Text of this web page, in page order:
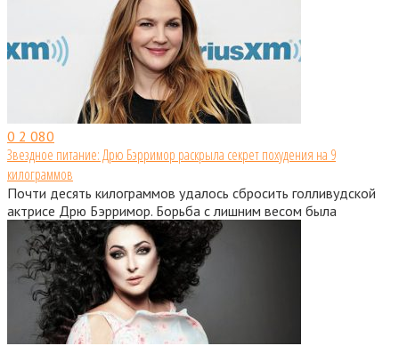
0 2 080
Звездное питание: Дрю Бэрримор раскрыла секрет похудения на 9
килограммов
Почти десять килограммов удалось сбросить голливудской
актрисе Дрю Бэрримор. Борьба с лишним весом была